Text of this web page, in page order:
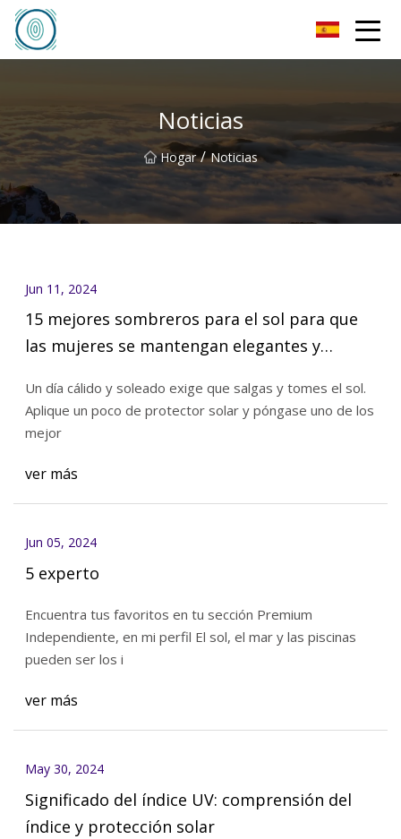
Noticias
Hogar / Noticias
Jun 11, 2024
15 mejores sombreros para el sol para que
las mujeres se mantengan elegantes y
Un día cálido y soleado exige que salgas y tomes el sol.
Aplique un poco de protector solar y póngase uno de los
mejor
ver más
Jun 05, 2024
5 experto
Encuentra tus favoritos en tu sección Premium
Independiente, en mi perfil El sol, el mar y las piscinas
pueden ser los i
ver más
May 30, 2024
Significado del índice UV: comprensión del
índice y protección solar